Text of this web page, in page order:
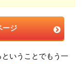
ージ
いうことでもう一